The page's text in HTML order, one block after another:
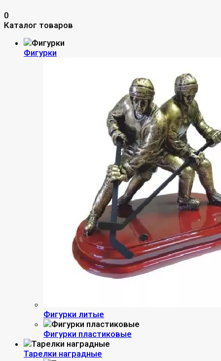
0
Каталог товаров
Фигурки
Фигурки литые
Фигурки пластиковые
Тарелки наградные